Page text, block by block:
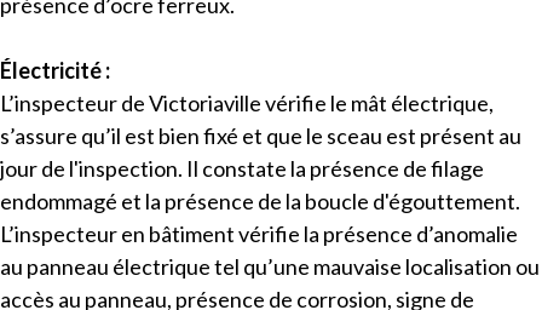
Électricité :
L’inspecteur de Victoriaville vérifie le mât électrique,
s’assure qu’il est bien fixé et que le sceau est présent au
jour de l'inspection. Il constate la présence de filage
endommagé et la présence de la boucle d'égouttement.
L’inspecteur en bâtiment vérifie la présence d’anomalie
au panneau électrique tel qu’une mauvaise localisation ou
accès au panneau, présence de corrosion, signe de